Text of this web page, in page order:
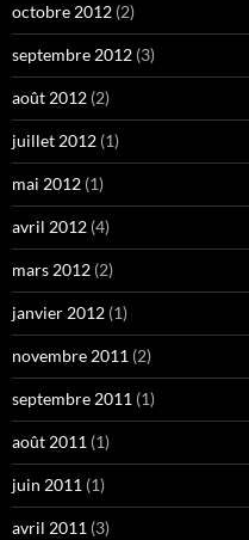
octobre 2012 (2)
septembre 2012 (3)
août 2012 (2)
juillet 2012 (1)
mai 2012 (1)
avril 2012 (4)
mars 2012 (2)
janvier 2012 (1)
novembre 2011 (2)
septembre 2011 (1)
août 2011 (1)
juin 2011 (1)
avril 2011 (3)